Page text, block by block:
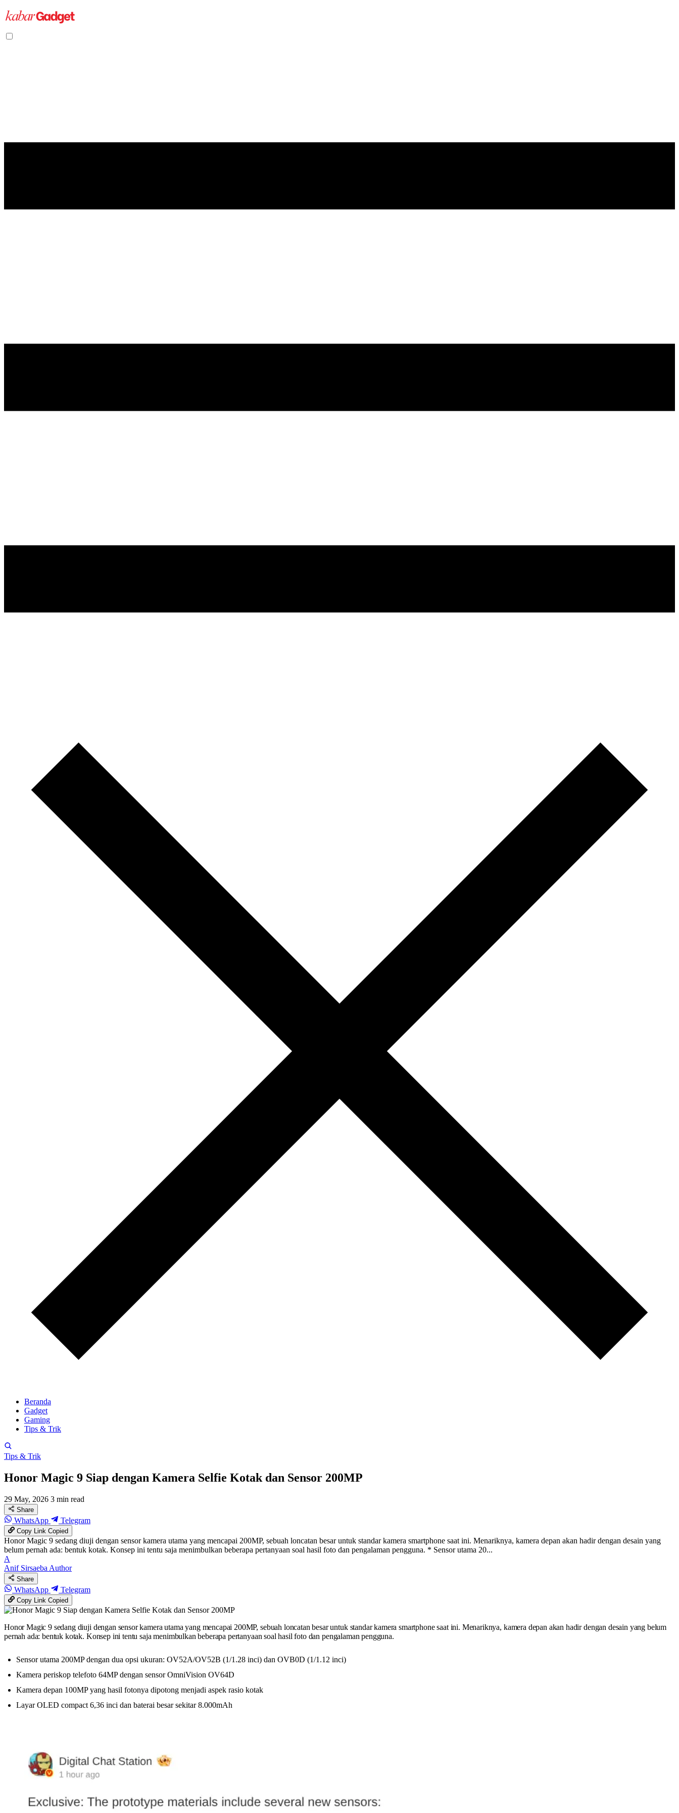
Beranda
Gadget
Gaming
Tips & Trik
Tips & Trik
Honor Magic 9 Siap dengan Kamera Selfie Kotak dan Sensor 200MP
29 May, 2026 3 min read
Share
WhatsApp Telegram
Copy LinkCopied
Honor Magic 9 sedang diuji dengan sensor kamera utama yang mencapai 200MP, sebuah loncatan besar untuk standar kamera smartphone saat ini. Menariknya, kamera depan akan hadir dengan desain yang
belum pernah ada: bentuk kotak. Konsep ini tentu saja menimbulkan beberapa pertanyaan soal hasil foto dan pengalaman pengguna. * Sensor utama 20...
A
Anif SirsaebaAuthor
Share
WhatsApp Telegram
Copy LinkCopied
Honor Magic 9 sedang diuji dengan sensor kamera utama yang mencapai 200MP, sebuah loncatan besar untuk standar kamera smartphone saat ini. Menariknya, kamera depan akan hadir dengan desain yang belum
pernah ada: bentuk kotak. Konsep ini tentu saja menimbulkan beberapa pertanyaan soal hasil foto dan pengalaman pengguna.
Sensor utama 200MP dengan dua opsi ukuran: OV52A/OV52B (1/1.28 inci) dan OVB0D (1/1.12 inci)
Kamera periskop telefoto 64MP dengan sensor OmniVision OV64D
Kamera depan 100MP yang hasil fotonya dipotong menjadi aspek rasio kotak
Layar OLED compact 6,36 inci dan baterai besar sekitar 8.000mAh